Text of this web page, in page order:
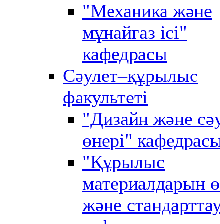
"Механика және
мұнайгаз ісі"
кафедрасы
Сәулет–құрылыс
факультеті
"Дизайн және
өнері"
"Құрылыс
материалдарын
және